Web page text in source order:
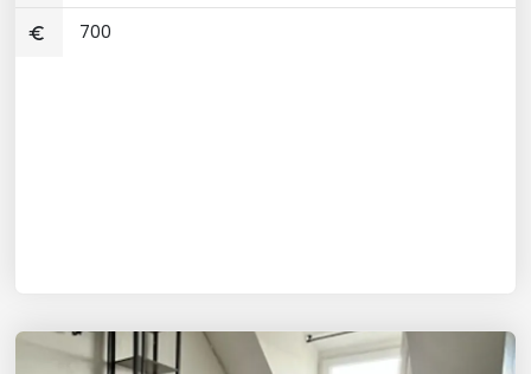
700